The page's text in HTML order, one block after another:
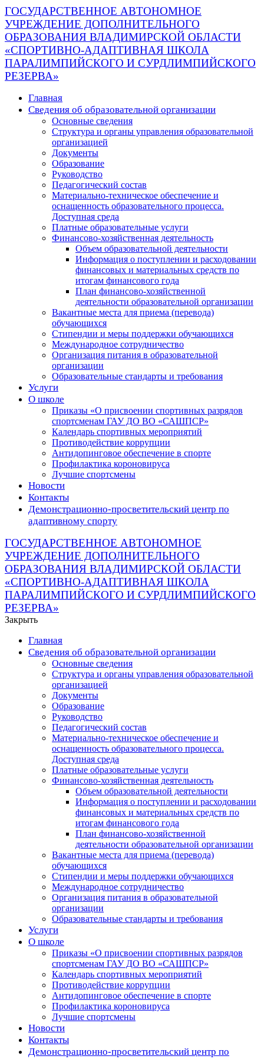
ГОСУДАРСТВЕННОЕ АВТОНОМНОЕ
УЧРЕЖДЕНИЕ ДОПОЛНИТЕЛЬНОГО
ОБРАЗОВАНИЯ ВЛАДИМИРСКОЙ ОБЛАСТИ
«СПОРТИВНО-АДАПТИВНАЯ ШКОЛА
ПАРАЛИМПИЙСКОГО И СУРДЛИМПИЙСКОГО
РЕЗЕРВА»
Главная
Сведения об образовательной организации
Основные сведения
Структура и органы управления образовательной
организацией
Документы
Образование
Руководство
Педагогический состав
Материально-техническое обеспечение и
оснащенность образовательного процесса.
Доступная среда
Платные образовательные услуги
Финансово-хозяйственная деятельность
Объем образовательной деятельности
Информация о поступлении и расходовании
финансовых и материальных средств по
итогам финансового года
План финансово-хозяйственной
деятельности образовательной организации
Вакантные места для приема (перевода)
обучающихся
Стипендии и меры поддержки обучающихся
Международное сотрудничество
Организация питания в образовательной
организации
Образовательные стандарты и требования
Услуги
О школе
Приказы «О присвоении спортивных разрядов
спортсменам ГАУ ДО ВО «САШПСР»
Календарь спортивных мероприятий
Противодействие коррупции
Антидопинговое обеспечение в спорте
Профилактика короновируса
Лучшие спортсмены
Новости
Контакты
Демонстрационно-просветительский центр по
адаптивному спорту
ГОСУДАРСТВЕННОЕ АВТОНОМНОЕ
УЧРЕЖДЕНИЕ ДОПОЛНИТЕЛЬНОГО
ОБРАЗОВАНИЯ ВЛАДИМИРСКОЙ ОБЛАСТИ
«СПОРТИВНО-АДАПТИВНАЯ ШКОЛА
ПАРАЛИМПИЙСКОГО И СУРДЛИМПИЙСКОГО
РЕЗЕРВА»
Закрыть
Главная
Сведения об образовательной организации
Основные сведения
Структура и органы управления образовательной
организацией
Документы
Образование
Руководство
Педагогический состав
Материально-техническое обеспечение и
оснащенность образовательного процесса.
Доступная среда
Платные образовательные услуги
Финансово-хозяйственная деятельность
Объем образовательной деятельности
Информация о поступлении и расходовании
финансовых и материальных средств по
итогам финансового года
План финансово-хозяйственной
деятельности образовательной организации
Вакантные места для приема (перевода)
обучающихся
Стипендии и меры поддержки обучающихся
Международное сотрудничество
Организация питания в образовательной
организации
Образовательные стандарты и требования
Услуги
О школе
Приказы «О присвоении спортивных разрядов
спортсменам ГАУ ДО ВО «САШПСР»
Календарь спортивных мероприятий
Противодействие коррупции
Антидопинговое обеспечение в спорте
Профилактика короновируса
Лучшие спортсмены
Новости
Контакты
Демонстрационно-просветительский центр по